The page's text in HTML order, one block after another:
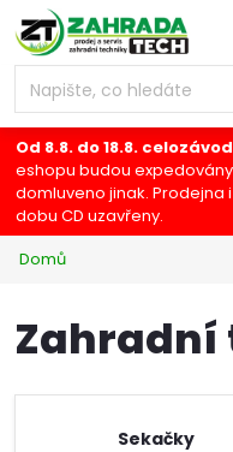
Přejít
na
obsah
Od 8.8. do 18.8.
eshopu budou expedovány
domluveno jinak. Prodejna
dobu CD uzavřeny.
Domů
Zahradní
Sekačky